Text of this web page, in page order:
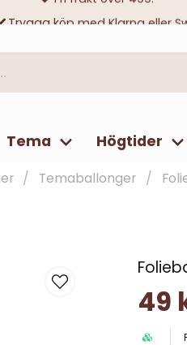
Tema Högtider
Temaballonger
49